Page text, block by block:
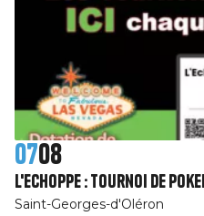
0708
L'Echoppe : Tournoi de
Saint-Georges-d'Oléron